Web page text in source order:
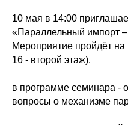
10 мая в 14:00
«Параллельный импорт
Мероприятие пройдёт
16 - второй этаж).
в программе семинара -
вопросы о механизме